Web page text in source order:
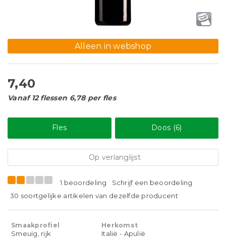
Alleen in webshop
7,40
Vanaf 12 flessen 6,78 per fles
Fles Doos (6)
Op verlanglijst
1 beoordeling
Schrijf een beoordeling
30 soortgelijke artikelen van dezelfde producent
Smaakprofiel
Smeuïg, rijk
Herkomst
Italië - Apulië